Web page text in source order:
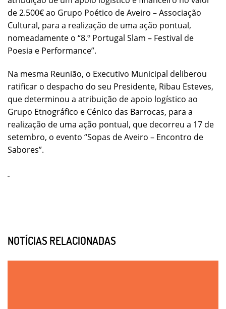
de 2.500€ ao Grupo Poético de Aveiro – Associação
Cultural, para a realização de uma ação pontual,
nomeadamente o “8.º Portugal Slam – Festival de
Poesia e Performance”.
Na mesma Reunião, o Executivo Municipal deliberou
ratificar o despacho do seu Presidente, Ribau Esteves,
que determinou a atribuição de apoio logístico ao
Grupo Etnográfico e Cénico das Barrocas, para a
realização de uma ação pontual, que decorreu a 17 de
setembro, o evento “Sopas de Aveiro – Encontro de
Sabores”.
NOTÍCIAS RELACIONADAS